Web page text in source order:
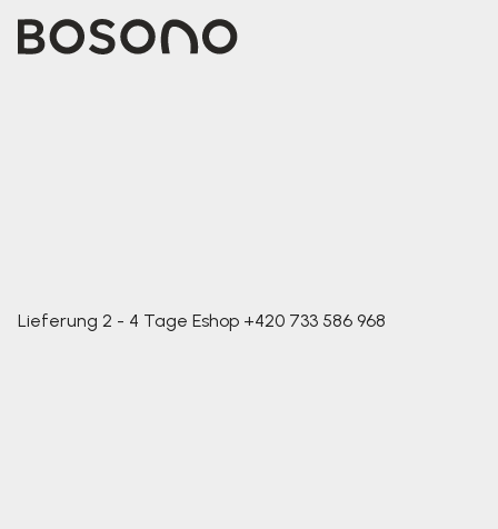
Lieferung 2 - 4 Tage Eshop +420 733 586 968